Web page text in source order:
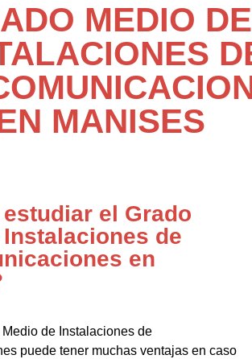
MEDIO DE
MANISES
el Grado
de
en
de Instalaciones de
puede tener muchas ventajas en caso